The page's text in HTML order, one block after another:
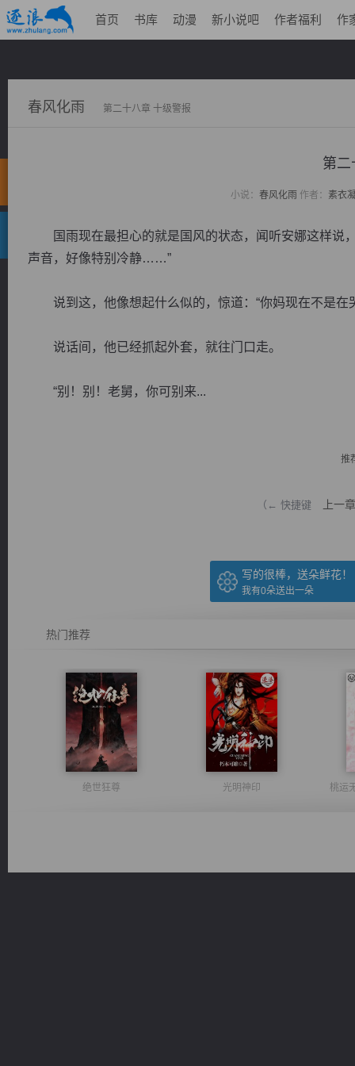
首页 书库 动漫 新小说吧 作者福利 作
春风化雨 第二十八章 十级警报
第二
小说： 春风化雨 作者： 素衣
国雨现在最担心的就是国风的状态，闻听安娜这样说
声音，好像特别冷静……”
说到这，他像想起什么似的，惊道：“你妈现在不是在
说话间，他已经抓起外套，就往门口走。
“别！别！老舅，你可别来...
推
（← 快捷键 上一章
写的很棒，送朵鲜花！
我有0朵送出一朵
热门推荐
绝世狂尊 光明神印 桃运